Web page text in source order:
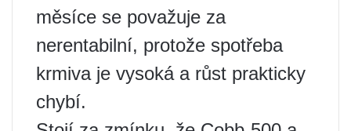
měsíce se považuje za
nerentabilní, protože spotřeba
krmiva je vysoká a růst prakticky
chybí.